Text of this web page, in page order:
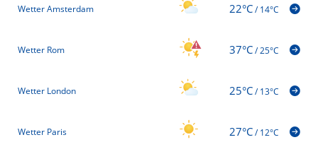
Wetter Amsterdam 22°C/14°C
Wetter Rom 37°C/25°C
Wetter London 25°C/13°C
Wetter Paris 27°C/12°C